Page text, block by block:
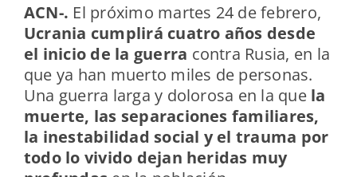
ACN-. El próximo martes 24 de febrero,
Ucrania cumplirá cuatro años desde
el inicio de la guerra contra Rusia, en la
que ya han muerto miles de personas.
Una guerra larga y dolorosa en la que la
muerte, las separaciones familiares,
la inestabilidad social y el trauma por
todo lo vivido dejan heridas muy